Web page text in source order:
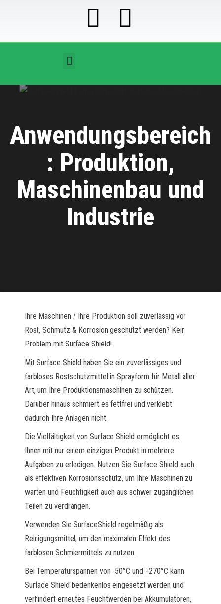
Anwendungsbereich
: Produktion,
Maschinenbau und
Industrie
Ihre Maschinen / Ihre Produktion soll zuverlässig vor
Rost, Schmutz & Korrosion geschützt werden? Kein
Problem mit Surface Shield!
Mit Surface Shield haben Sie ein zuverlässiges und
farbloses Rostschutzmittel in Sprayform für Metall aller
Art, um Ihre Produktionsmaschinen zu schützen.
Darüber hinaus schmiert es fettfrei und verklebt
dadurch Ihre Anlagen nicht.
Die Vielfältigkeit von Surface Shield ermöglicht es
Ihnen mit nur einem einzigen Produkt in mehrere
Aufgaben zu erledigen. Nutzen Sie Surface Shield auch
als effektiven Korrosionsschutz, um Ihre Maschinen zu
warten und Feuchtigkeit auch aus schwer zugänglichen
Teilen zu verdrängen.
Verwenden Sie SurfaceShield regelmäßig als
Reinigungsmittel, um den maximalen Effekt des
farblosen Schmiermittels zu nutzen.
Bei Temperaturspannen von -50°C und +270°C kann
Surface Shield bedenkenlos eingesetzt werden und
verhindert erneutes Feuchtwerden bei Akkumulatoren,